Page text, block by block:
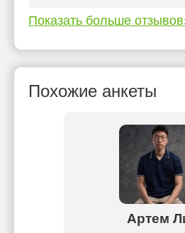
Показать больше
Похожие анкеты
Артем